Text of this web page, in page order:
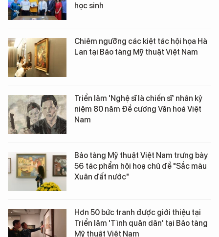
học sinh
Chiêm ngưỡng các kiệt tác hội họa Hà
Lan tại Bảo tàng Mỹ thuật Việt Nam
Triển lãm 'Nghệ sĩ là chiến sĩ' nhân kỷ
niệm 80 năm Đề cương Văn hoá Việt
Nam
Bảo tàng Mỹ thuật Việt Nam trưng bày
56 tác phẩm hội hoạ chủ đề "Sắc màu
Xuân đất nước"
Hơn 50 bức tranh được giới thiệu tại
Triển lãm 'Tình quân dân' tại Bảo tàng
Mỹ thuật Việt Nam